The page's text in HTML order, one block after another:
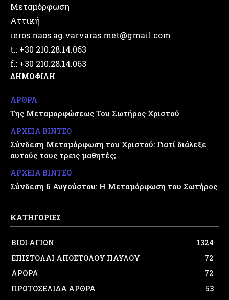
Μεταμόρφωση
Αττική
ieros.naos.ag.varvaras.met@gmail.com
t.: +30 210.28.14.063
f.: +30 210.28.14.063
ΔΗΜΟΦΙΛΗ
ΑΡΘΡΑ
Της Μεταμορφώσεως Του Σωτήρος Χριστού
ΑΡΧΕΙΑ ΒΙΝΤΕΟ
Σύνδεση Μεταμόρφωση του Χριστού: Γιατί διάλεξε
αυτούς τους τρεις μαθητές;
ΑΡΧΕΙΑ ΒΙΝΤΕΟ
Σύνδεση 6 Αυγούστου: Η Μεταμόρφωση του Σωτήρος
ΚΑΤΗΓΟΡΙΕΣ
ΒΙΟΙ ΑΓΙΩΝ
1324
ΕΠΙΣΤΟΛΑΙ ΑΠΟΣΤΟΛΟΥ ΠΑΥΛΟΥ
72
ΑΡΘΡΑ
72
ΠΡΩΤΟΣΕΛΙΔΑ ΑΡΘΡΑ
53